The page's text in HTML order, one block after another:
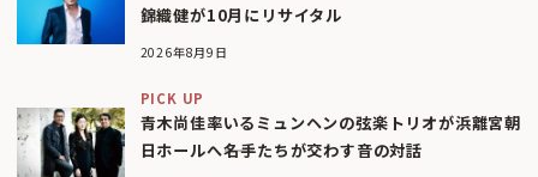
錦織健が10月にリサイタル
2026年8月9日
PICK UP
青木尚佳率いるミュンヘンの弦楽トリオが浜離宮朝
日ホールへ――名手たちが交わす音の対話